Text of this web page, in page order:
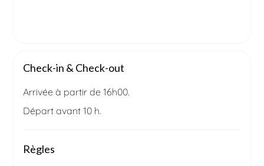
Check-in & Check-out
Arrivée à partir de 16h00.
Départ avant 10 h.
Règles